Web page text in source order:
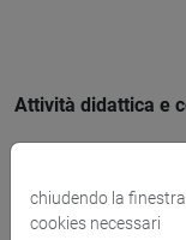
Attività didattica e
“Foundations of
chiudendo la
cookies necessari